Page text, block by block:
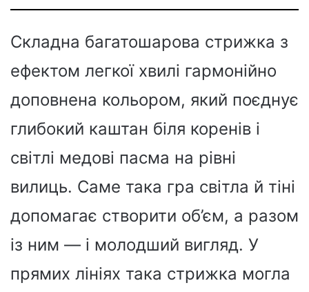
Складна багатошарова стрижка з
ефектом легкої хвилі гармонійно
доповнена кольором, який поєднує
глибокий каштан біля коренів і
світлі медові пасма на рівні
вилиць. Саме така гра світла й тіні
допомагає створити об’єм, а разом
із ним — і молодший вигляд. У
прямих лініях така стрижка могла